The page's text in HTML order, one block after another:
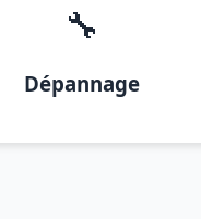
🔧
Dépannage